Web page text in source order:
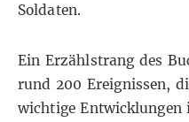
Soldaten.
Ein Erzählstrang des
rund 200 Ereignissen,
wichtige